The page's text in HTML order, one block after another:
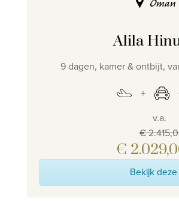
Alila
9 dagen, kamer & ontbijt,
v.a.
€
€
Bekijk